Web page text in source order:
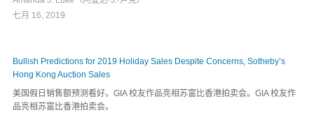
七月 16, 2019
Bullish Predictions for 2019 Holiday Sales Despite Concerns, Sotheby’s
Hong Kong Auction Sales
美国假日销售额预测看好。GIA 校友作品亮相苏富比香港拍卖会。GIA 校友作
品亮相苏富比香港拍卖会。